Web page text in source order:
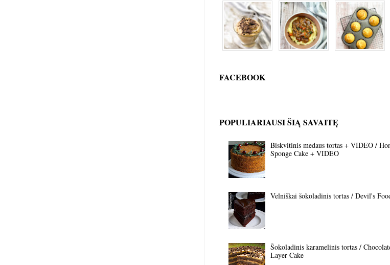
FACEBOOK
POPULIARIAUSI ŠIĄ SAVAITĘ
Biskvitinis medaus tortas + VIDEO /
Sponge Cake + VIDEO
Velniškai šokoladinis tortas / Devil's
Šokoladinis karamelinis tortas /
Layer Cake